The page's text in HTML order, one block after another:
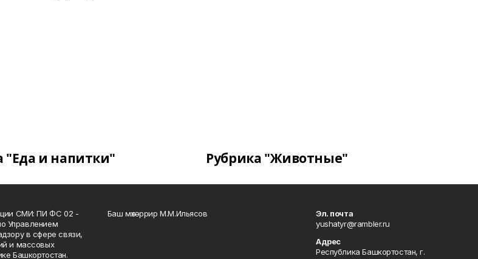
"Еда и напитки" Рубрика "Животные"
СМИ: ПИ ФС 02 -
Управлением
в сфере связи,
и массовых
Башкортостан.
Баш мөхәррир М.М.Ильясов
Эл. почта
yushatyr@rambler.ru
Адрес
Республика Башкортостан, г.